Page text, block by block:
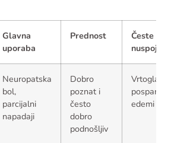
Glavna
uporaba
Prednost
Česte
nuspojave
Neuropatska
bol,
parcijalni
napadaji
Dobro
poznat i
često
dobro
podnošljiv
edemi